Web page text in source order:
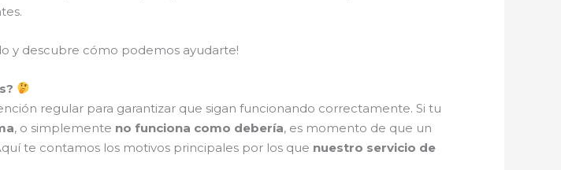
y descubre cómo podemos ayudarte!
regular para garantizar que sigan funcionando correctamente. Si tu
, o simplemente no funciona como debería, es momento de que un
te contamos los motivos principales por los que nuestro servicio de